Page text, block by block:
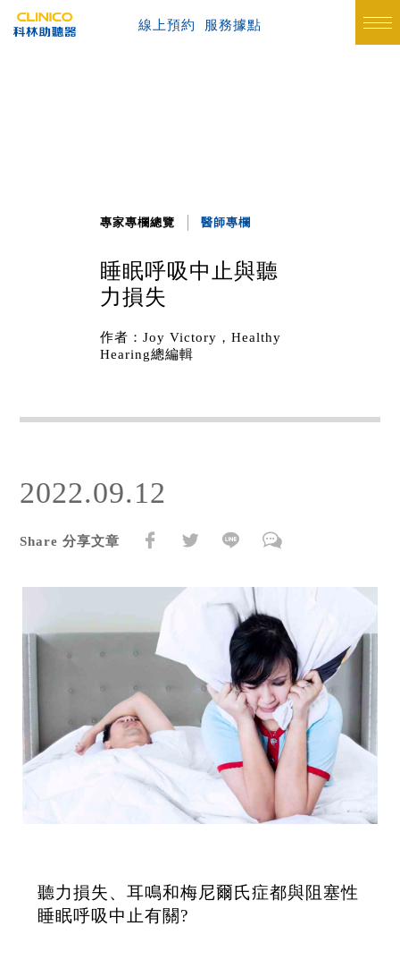
線上預約 服務據點
專家專欄總覽 醫師專欄
睡眠呼吸中止與聽
力損失
作者：Joy Victory，Healthy
Hearing總編輯
2022.09.12
Share 分享文章
聽力損失、耳鳴和梅尼爾氏症都與阻塞性
睡眠呼吸中止有關?